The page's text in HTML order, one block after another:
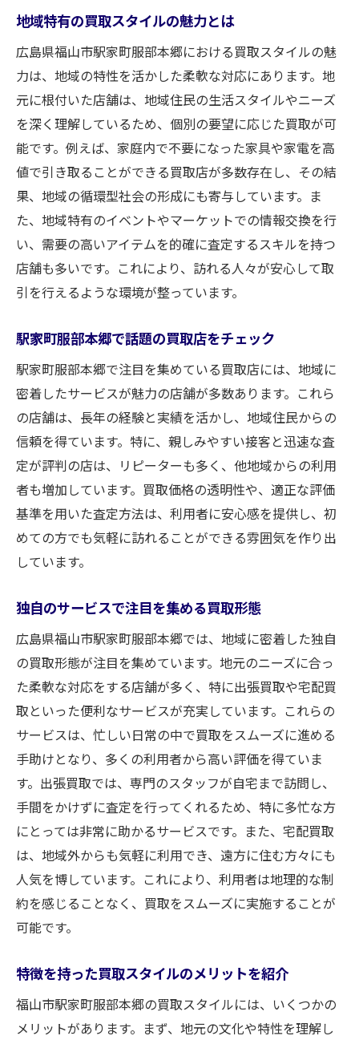
地域特有の買取スタイルの魅力とは
広島県福山市駅家町服部本郷における買取スタイルの魅
力は、地域の特性を活かした柔軟な対応にあります。地
元に根付いた店舗は、地域住民の生活スタイルやニーズ
を深く理解しているため、個別の要望に応じた買取が可
能です。例えば、家庭内で不要になった家具や家電を高
値で引き取ることができる買取店が多数存在し、その結
果、地域の循環型社会の形成にも寄与しています。ま
た、地域特有のイベントやマーケットでの情報交換を行
い、需要の高いアイテムを的確に査定するスキルを持つ
店舗も多いです。これにより、訪れる人々が安心して取
引を行えるような環境が整っています。
駅家町服部本郷で話題の買取店をチェック
駅家町服部本郷で注目を集めている買取店には、地域に
密着したサービスが魅力の店舗が多数あります。これら
の店舗は、長年の経験と実績を活かし、地域住民からの
信頼を得ています。特に、親しみやすい接客と迅速な査
定が評判の店は、リピーターも多く、他地域からの利用
者も増加しています。買取価格の透明性や、適正な評価
基準を用いた査定方法は、利用者に安心感を提供し、初
めての方でも気軽に訪れることができる雰囲気を作り出
しています。
独自のサービスで注目を集める買取形態
広島県福山市駅家町服部本郷では、地域に密着した独自
の買取形態が注目を集めています。地元のニーズに合っ
た柔軟な対応をする店舗が多く、特に出張買取や宅配買
取といった便利なサービスが充実しています。これらの
サービスは、忙しい日常の中で買取をスムーズに進める
手助けとなり、多くの利用者から高い評価を得ていま
す。出張買取では、専門のスタッフが自宅まで訪問し、
手間をかけずに査定を行ってくれるため、特に多忙な方
にとっては非常に助かるサービスです。また、宅配買取
は、地域外からも気軽に利用でき、遠方に住む方々にも
人気を博しています。これにより、利用者は地理的な制
約を感じることなく、買取をスムーズに実施することが
可能です。
特徴を持った買取スタイルのメリットを紹介
福山市駅家町服部本郷の買取スタイルには、いくつかの
メリットがあります。まず、地元の文化や特性を理解し